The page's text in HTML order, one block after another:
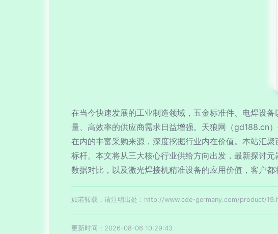
在当今快速发展的工业制造领域，五金标准件、电焊设
量、高效率的供应商需求日益增强。天狼网（gd188.cn
在内的丰富采购来源，深度挖掘行业内在价值。本站汇
标杆。本文将从三大核心行业供给方向出发，最新探讨
数据对比，以及激光焊接机精准设备的应用价值，客户
如若转载，请注明出处：http://www.cde-germany.com/product/
更新时间：2026-08-06 10:29:43